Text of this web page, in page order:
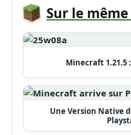
Sur le
Minecraft 1.21.5
Une Version Native